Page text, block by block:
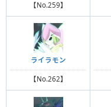
【No.259】
ライラモン
【No.262】